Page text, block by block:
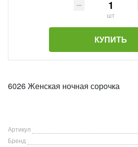
шт
КУПИТЬ
6026 Женская ночная сорочка
Артикул
Бренд